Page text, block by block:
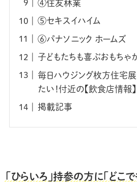
④住友林業
⑤セキスイハイム
⑥パナソニック ホームズ
子どもたちも喜ぶおもちゃ
毎日ハウジング枚方住宅
たい！付近の【飲食店情報】
掲載記事
「ひらいろ」持参の方に 「どこ